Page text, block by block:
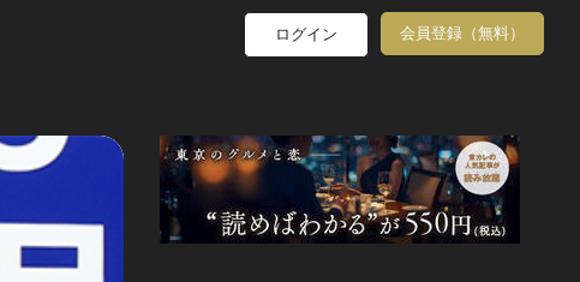
ログイン 会員登録（無料）